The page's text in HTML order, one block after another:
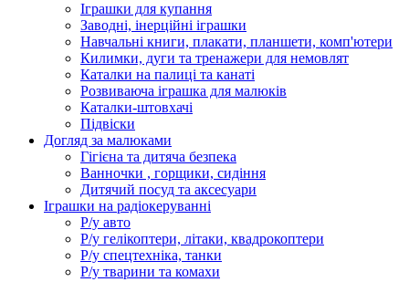
Іграшки для купання
Заводні, інерційні іграшки
Навчальні книги, плакати, планшети, комп'ютери
Килимки, дуги та тренажери для немовлят
Каталки на палиці та канаті
Розвиваюча іграшка для малюків
Каталки-штовхачі
Підвіски
Догляд за малюками
Гігієна та дитяча безпека
Ванночки , горщики, сидіння
Дитячий посуд та аксесуари
Іграшки на радіокеруванні
Р/у авто
Р/у гелікоптери, літаки, квадрокоптери
Р/у спецтехніка, танки
Р/у тварини та комахи